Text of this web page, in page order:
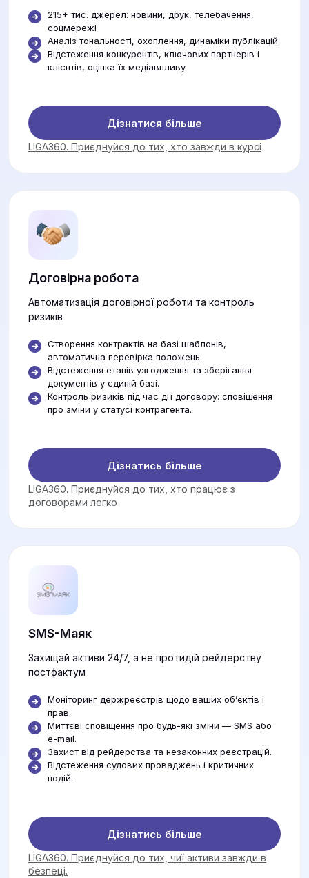
215+ тис. джерел: новини, друк, телебачення,
соцмережі
Аналіз тональності, охоплення, динаміки публікацій
Відстеження конкурентів, ключових партнерів і
клієнтів, оцінка їх медіавпливу
Дізнатися більше
LIGA360. Приєднуйся до тих, хто завжди в курсі
Договірна робота
Автоматизація договірної роботи та контроль
ризиків
Створення контрактів на базі шаблонів,
автоматична перевірка положень.
Відстеження етапів узгодження та зберігання
документів у єдиній базі.
Контроль ризиків під час дії договору: сповіщення
про зміни у статусі контрагента.
Дізнатись більше
LIGA360. Приєднуйся до тих, хто працює з
договорами легко
SMS-Маяк
Захищай активи 24/7, а не протидій рейдерству
постфактум
Моніторинг держреєстрів щодо ваших об’єктів і
прав.
Миттєві сповіщення про будь-які зміни — SMS або
e-mail.
Захист від рейдерства та незаконних реєстрацій.
Відстеження судових проваджень і критичних
подій.
Дізнатись більше
LIGA360. Приєднуйся до тих, чиї активи завжди в
безпеці.